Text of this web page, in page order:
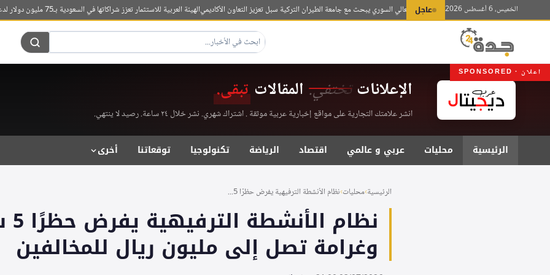
الخميس، 6 أغسطس 2026 عاجل
وزير التعليم العالي السوري يبحث مع جامعة الطيران التركية سبل تعزيز التعاون الأكاديميالهيئة العربية للاستثمار تعزز شراكاتها في السعودية بـ75 مليون دولار لدعم الأمن الغذائي
اعلان · SPONSORED
الإعلانات تختفي. المقالات تبقى.
انشر علامتك التجارية على مواقع إخبارية عربية موثقة . اشتراك شهري. نشر خلال ٢٤ ساعة. رصيد لا ينتهي.
الرئيسية محليات عربي و عالمي اقتصاد الرياضة تكنولوجيا توقعاتنا أخرى
الرئيسية›محليات›نظام الأنشطة الترفيهية يفرض حظرًا 5...
وغرامة تصل إلى مليون ريال للمخالفين